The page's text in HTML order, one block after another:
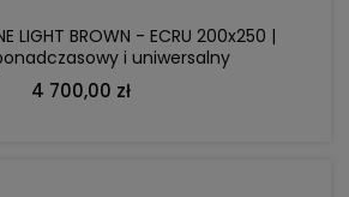
LIGHT BROWN - ECRU 200x250 |
i uniwersalny
4 700,00 zł